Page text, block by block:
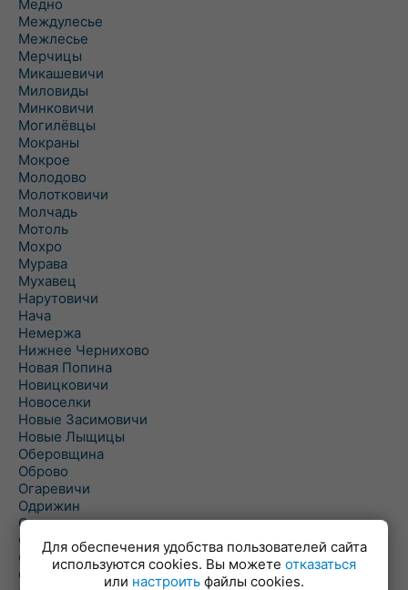
Медно
Междулесье
Межлесье
Мерчицы
Микашевичи
Миловиды
Минковичи
Могилёвцы
Мокраны
Мокрое
Молодово
Молотковичи
Молчадь
Мотоль
Мохро
Мурава
Мухавец
Нарутовичи
Нача
Немержа
Нижнее Чернихово
Новая Попина
Новицковичи
Новоселки
Новые Засимовичи
Новые Лыщицы
Оберовщина
Оброво
Огаревичи
Одрижин
Оздамичи
Озяты
Олтуш
Ольманы
Для обеспечения удобства пользователей сайта
используются cookies. Вы можете отказаться
или настроить файлы cookies.